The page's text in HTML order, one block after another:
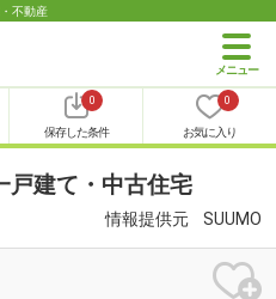
不動産
0
保存した条件
0
お気に入り
戸建て・中古住宅
情報提供元 SUUMO